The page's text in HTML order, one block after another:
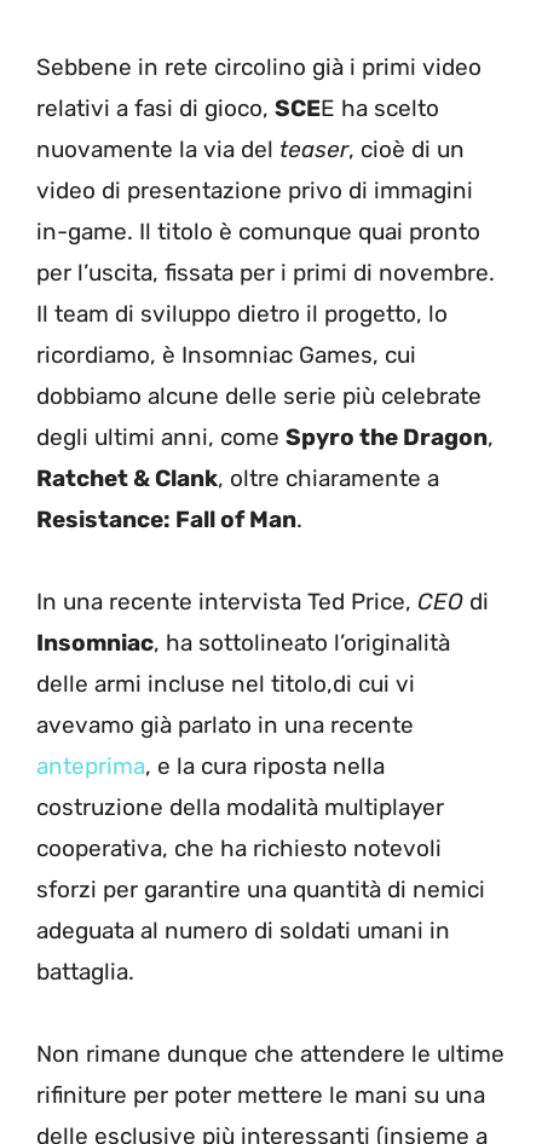
Sebbene in rete circolino già i primi video
relativi a fasi di gioco, SCEE ha scelto
nuovamente la via del teaser, cioè di un
video di presentazione privo di immagini
in-game. Il titolo è comunque quai pronto
per l’uscita, fissata per i primi di novembre.
Il team di sviluppo dietro il progetto, lo
ricordiamo, è Insomniac Games, cui
dobbiamo alcune delle serie più celebrate
degli ultimi anni, come Spyro the Dragon,
Ratchet & Clank, oltre chiaramente a
Resistance: Fall of Man.
In una recente intervista Ted Price, CEO di
Insomniac, ha sottolineato l’originalità
delle armi incluse nel titolo,di cui vi
avevamo già parlato in una recente
anteprima, e la cura riposta nella
costruzione della modalità multiplayer
cooperativa, che ha richiesto notevoli
sforzi per garantire una quantità di nemici
adeguata al numero di soldati umani in
battaglia.
Non rimane dunque che attendere le ultime
rifiniture per poter mettere le mani su una
delle esclusive più interessanti (insieme a